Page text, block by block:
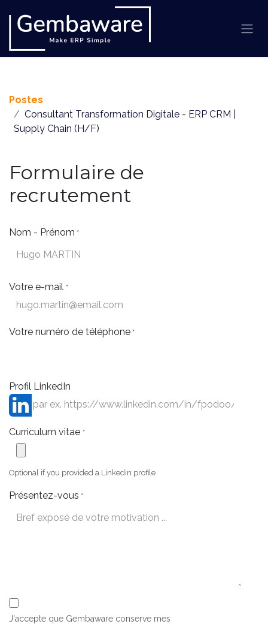
Postes
Consultant Transformation Digitale - ERP CRM |
Supply Chain (H/F)
Formulaire de
recrutement
Nom - Prénom *
Votre e-mail *
Votre numéro de téléphone *
Profil LinkedIn
Curriculum vitae *
Optional if you provided a Linkedin profile
Présentez-vous *
J'accepte que Gembaware conserve mes